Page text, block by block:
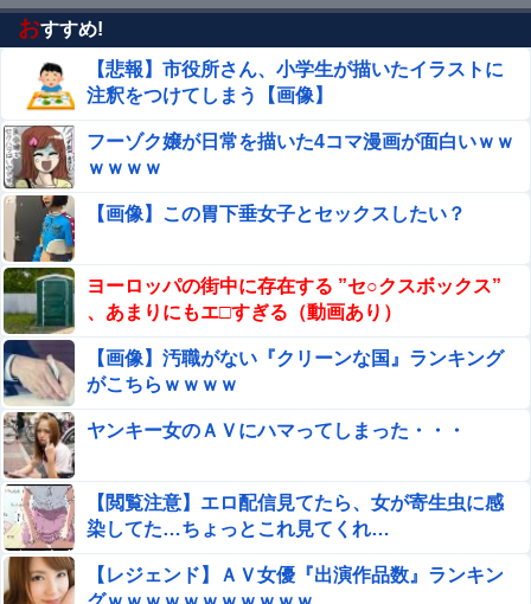
ショートスリーパー堀大輔、高須幹弥にブチギレ
【朗報】プチプチで有名な川上産業、社名を「プチプチ株
式会社」に変更ｗｗｗｗｗ
【閲覧注意】首吊り自殺中に失禁する美少女達の動画
を見て興奮する男達が存在するらしい…（動画あり）
【悲報】 男の趣味Tier表、ヤバすぎるｗｗｗｗｗ
【悲報】ラッパーさん、札束披露するもネット民から「新
社会人の初ボーナスくらいしかない」と笑われる
もしかして、マンションのベランダで七輪で焼き肉ってダ
メなの？????
韓国人「熊本地震で見る日本の土木技術の完全勝利をご覧
ください」→「これはすごいわ」「こういうのを見ると日
本人は何か適当に作る感じがしない・・・」「あれがまさ
に経験値である」
ロシア十代 ”ルージア” という女の子のAAサイズのお●ぱ
いグラビア。
おすすめ!
【悲報】市役所さん、小学生が描いたイラストに
注釈をつけてしまう【画像】
フーゾク嬢が日常を描いた4コマ漫画が面白いｗｗ
ｗｗｗｗ
【画像】この胃下垂女子とセックスしたい？
ヨーロッパの街中に存在する ”セ○クスボックス”
、あまりにもエ□すぎる（動画あり）
【画像】汚職がない『クリーンな国』ランキング
がこちらｗｗｗｗ
ヤンキー女のＡＶにハマってしまった・・・
【閲覧注意】エロ配信見てたら、女が寄生虫に感
染してた…ちょっとこれ見てくれ…
【レジェンド】ＡＶ女優『出演作品数』ランキン